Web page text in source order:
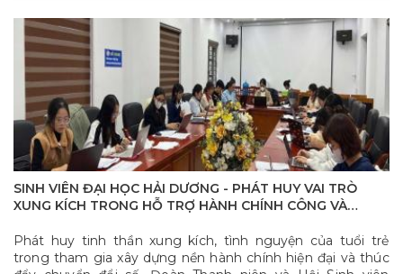
SINH VIÊN ĐẠI HỌC HẢI DƯƠNG - PHÁT HUY VAI TRÒ
XUNG KÍCH TRONG HỖ TRỢ HÀNH CHÍNH CÔNG VÀ
Phát huy tinh thần xung kích, tình nguyện của tuổi trẻ
trong tham gia xây dựng nền hành chính hiện đại và thúc